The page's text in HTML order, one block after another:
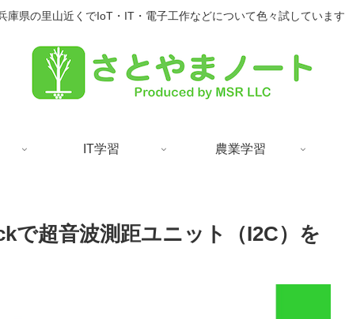
庫県の里山近くでIoT・IT・電子工作などについて色々試しています
IT学習 農業学習
で超音波測距ユニット（I2C）を